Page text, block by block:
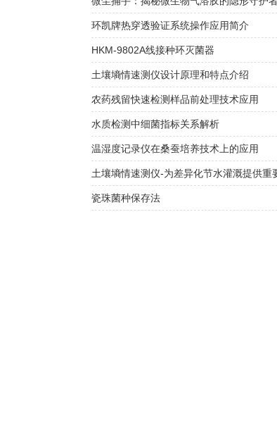
环凯牌热穿透验证系统操作应用简介
HKM-9802A线接种环灭菌器
土壤墒情速测仪设计原理和特点介绍
农药残留快速检测样品前处理技术应用
水质检测中细菌指标关系解析
温湿度记录仪在桑蚕培养技术上的应用
瓷珠菌种保存法